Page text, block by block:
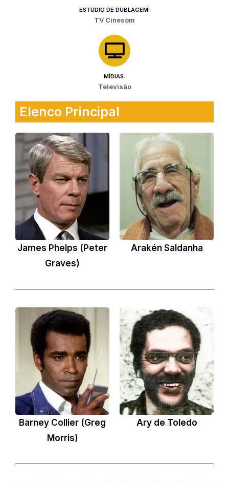
ESTÚDIO DE DUBLAGEM:
TV Cinesom
MÍDIAS:
Televisão
Elenco Principal
James Phelps (Peter
Graves)
Arakén Saldanha
Barney Collier (Greg
Morris)
Ary de Toledo